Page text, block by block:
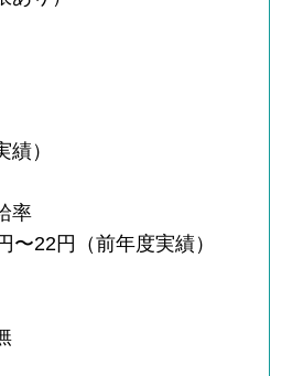
）
率
〜22円（前年度実績）